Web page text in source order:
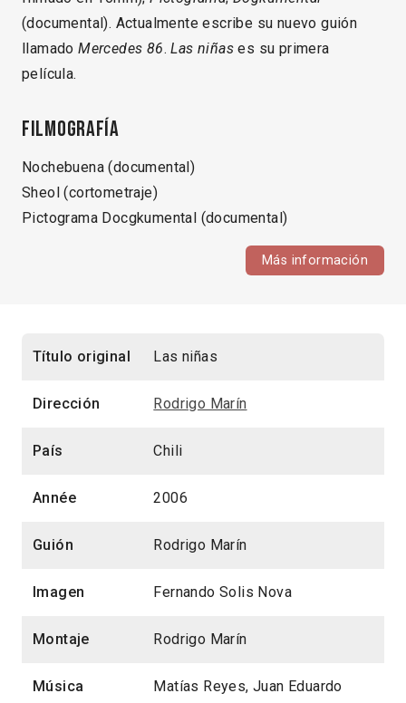
(documental). Actualmente escribe su nuevo guión
llamadoMercedes 86.Las niñas es su primera
película.
Filmografía
Nochebuena (documental)
Sheol (cortometraje)
Pictograma Docgkumental (documental)
Más información
Título original Las niñas
Dirección Rodrigo Marín
País Chili
Année 2006
Guión Rodrigo Marín
Imagen Fernando Solis Nova
Montaje Rodrigo Marín
Música Matías Reyes, Juan Eduardo